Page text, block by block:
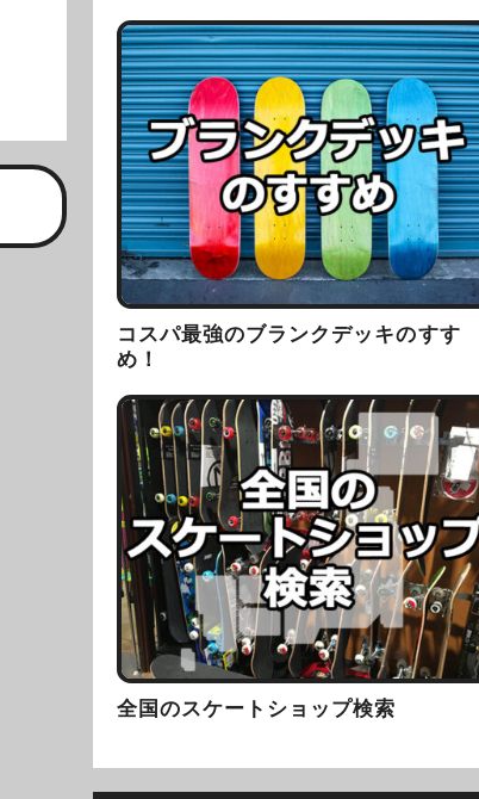
コスパ最強のブランクデッキのすす
め！
全国のスケートショップ検索